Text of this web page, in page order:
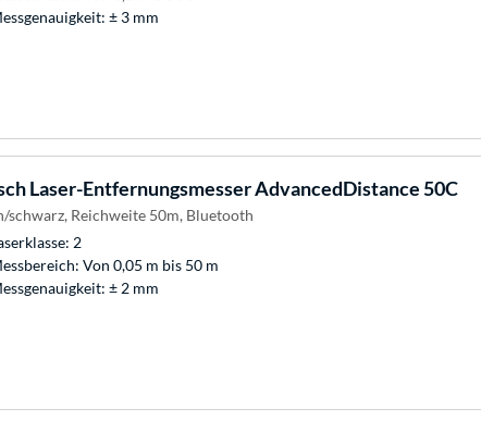
± 3 mm
Laser-Entfernungsmesser AdvancedDistance 50C
schwarz, Reichweite 50m, Bluetooth
2
Von 0,05 m bis 50 m
± 2 mm